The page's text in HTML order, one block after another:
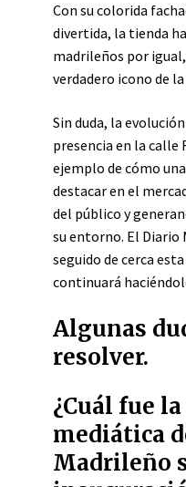
Con su colorida
divertida, la tienda
madrileños por
verdadero icono de
Sin duda, la
presencia en la calle
ejemplo de cómo
destacar en el
del público y
su entorno. El Diario
seguido de cerca
continuará
Algunas
resolver.
¿Cuál fue
mediática
Madrileño